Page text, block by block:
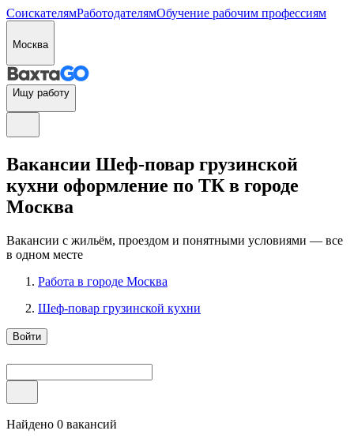
СоискателямРаботодателямОбучение рабочим профессиям
Москва
Ищу работу
Вакансии Шеф-повар грузинской
кухни оформление по ТК в городе
Москва
Вакансии с жильём, проездом и понятными условиями — все
в одном месте
Работа в городе Москва
Шеф-повар грузинской кухни
Войти
Найдено 0 вакансий